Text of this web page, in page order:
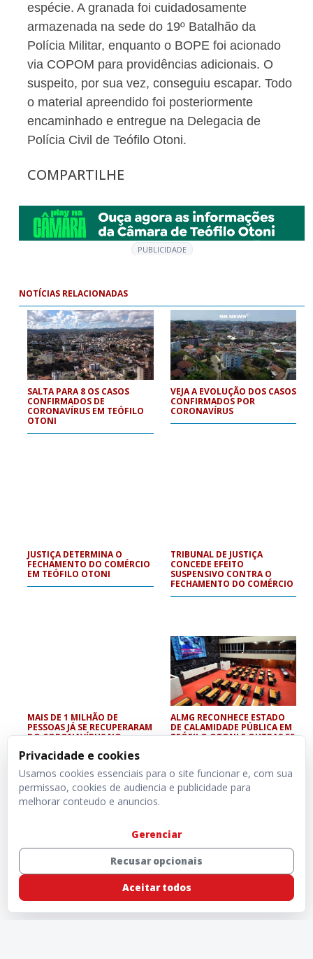
espécie. A granada foi cuidadosamente
armazenada na sede do 19º Batalhão da
Polícia Militar, enquanto o BOPE foi acionado
via COPOM para providências adicionais. O
suspeito, por sua vez, conseguiu escapar. Todo
o material apreendido foi posteriormente
encaminhado e entregue na Delegacia de
Polícia Civil de Teófilo Otoni.
COMPARTILHE
PUBLICIDADE
NOTÍCIAS RELACIONADAS
SALTA PARA 8 OS CASOS
CONFIRMADOS DE
CORONAVÍRUS EM TEÓFILO
OTONI
VEJA A EVOLUÇÃO DOS CASOS
CONFIRMADOS POR
CORONAVÍRUS
JUSTIÇA DETERMINA O
FECHAMENTO DO COMÉRCIO
EM TEÓFILO OTONI
TRIBUNAL DE JUSTIÇA
CONCEDE EFEITO
SUSPENSIVO CONTRA O
FECHAMENTO DO COMÉRCIO
MAIS DE 1 MILHÃO DE
PESSOAS JÁ SE RECUPERARAM
DO CORONAVÍRUS NO
ALMG RECONHECE ESTADO
DE CALAMIDADE PÚBLICA EM
TEÓFILO OTONI E OUTRAS 55
Privacidade e cookies
Usamos cookies essenciais para o site funcionar e, com sua
permissao, cookies de audiencia e publicidade para
melhorar conteudo e anuncios.
Gerenciar
Recusar opcionais
Aceitar todos